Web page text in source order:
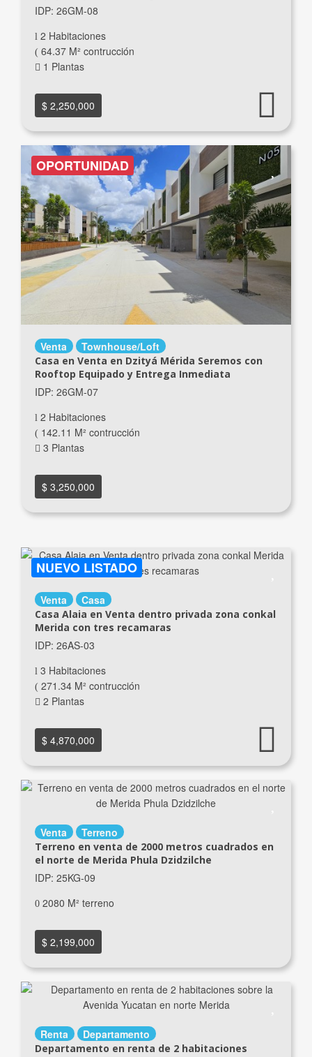
IDP: 26GM-08
2 Habitaciones
64.37 M² contrucción
1 Plantas
$ 2,250,000
OPORTUNIDAD
Venta Townhouse/Loft
Casa en Venta en Dzityá Mérida Seremos con
Rooftop Equipado y Entrega Inmediata
IDP: 26GM-07
2 Habitaciones
142.11 M² contrucción
3 Plantas
$ 3,250,000
NUEVO LISTADO
Venta Casa
Casa Alaia en Venta dentro privada zona conkal
Merida con tres recamaras
IDP: 26AS-03
3 Habitaciones
271.34 M² contrucción
2 Plantas
$ 4,870,000
Venta Terreno
Terreno en venta de 2000 metros cuadrados en
el norte de Merida Phula Dzidzilche
IDP: 25KG-09
2080 M² terreno
$ 2,199,000
Renta Departamento
Departamento en renta de 2 habitaciones